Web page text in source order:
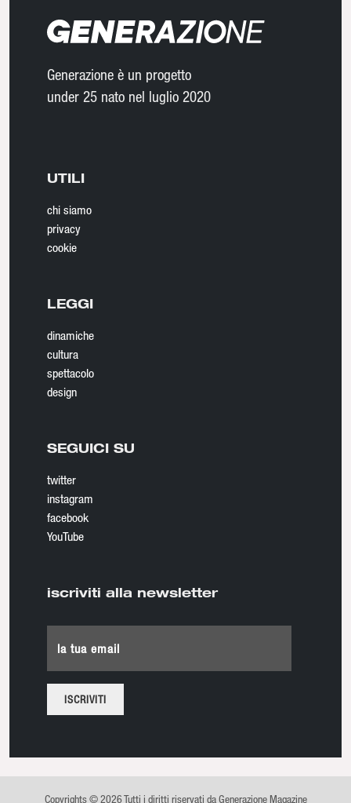
Generazione è un progetto
under 25 nato nel luglio 2020
UTILI
chi siamo
privacy
cookie
LEGGI
dinamiche
cultura
spettacolo
design
SEGUICI SU
twitter
instagram
facebook
YouTube
iscriviti alla newsletter
la tua email
Copyrights © 2026 Tutti i diritti riservati da Generazione Magazine